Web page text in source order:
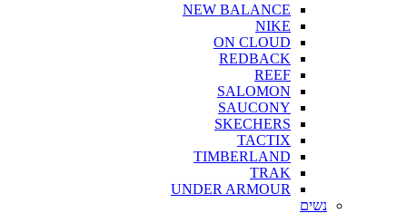
NEW BALANCE
NIKE
ON CLOUD
REDBACK
REEF
SALOMON
SAUCONY
SKECHERS
TACTIX
TIMBERLAND
TRAK
UNDER ARMOUR
נשים